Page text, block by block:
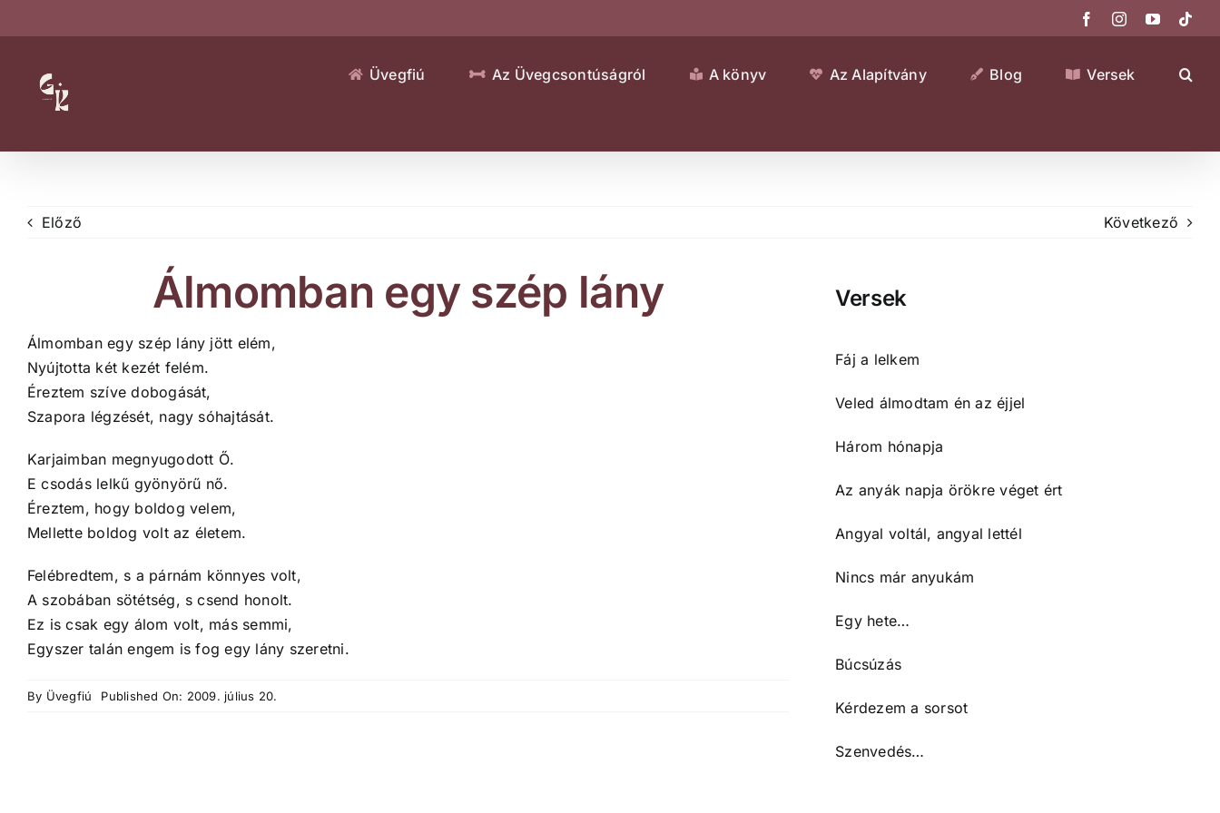
FacebookInstagram
YouTube
Üvegfiú Az Üvegcsontúságról A könyv Az Alapítvány Blog Versek
Előző Következő
Álmomban egy szép lány
Álmomban egy szép lány jött elém,
Nyújtotta két kezét felém.
Éreztem szíve dobogását,
Szapora légzését, nagy sóhajtását.
Karjaimban megnyugodott Ő.
E csodás lelkű gyönyörű nő.
Éreztem, hogy boldog velem,
Mellette boldog volt az életem.
Felébredtem, s a párnám könnyes volt,
A szobában sötétség, s csend honolt.
Ez is csak egy álom volt, más semmi,
Egyszer talán engem is fog egy lány szeretni.
By Üvegfiú Published On: 2009. július 20.
Versek
Fáj a lelkem
Veled álmodtam én az éjjel
Három hónapja
Az anyák napja örökre véget ért
Angyal voltál, angyal lettél
Nincs már anyukám
Egy hete…
Búcsúzás
Kérdezem a sorsot
Szenvedés…